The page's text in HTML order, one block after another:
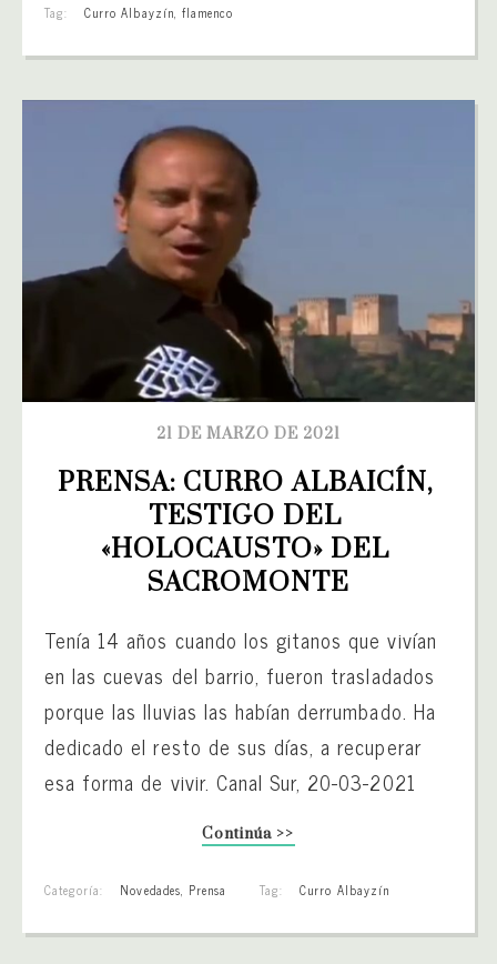
Tag: Curro Albayzín, flamenco
21 DE MARZO DE 2021
PRENSA: CURRO ALBAICÍN,
TESTIGO DEL
«HOLOCAUSTO» DEL
SACROMONTE
Tenía 14 años cuando los gitanos que vivían
en las cuevas del barrio, fueron trasladados
porque las lluvias las habían derrumbado. Ha
dedicado el resto de sus días, a recuperar
esa forma de vivir. Canal Sur, 20-03-2021
Continúa >>
Categoría: Novedades, Prensa Tag: Curro Albayzín